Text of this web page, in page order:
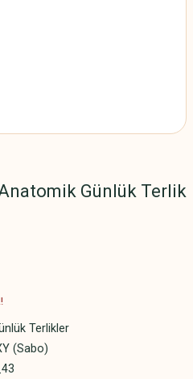
Günlük Terlik
Terlikler
(Sabo)